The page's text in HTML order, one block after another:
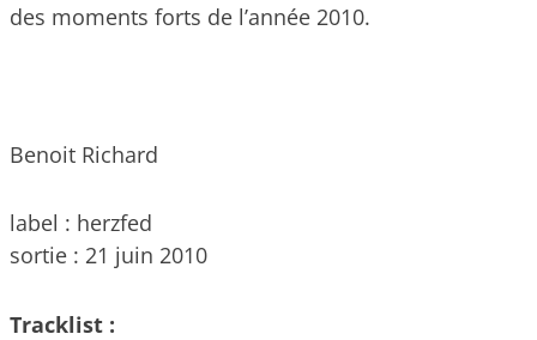
des moments forts de l’année 2010.
Benoit Richard
label : herzfed
sortie : 21 juin 2010
Tracklist :